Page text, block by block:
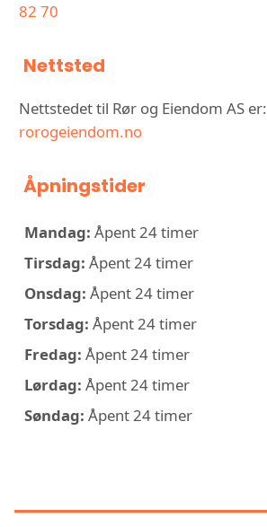
82 70
Nettsted
Nettstedet til Rør og Eiendom AS er:
rorogeiendom.no
Åpningstider
Mandag: Åpent 24 timer
Tirsdag: Åpent 24 timer
Onsdag: Åpent 24 timer
Torsdag: Åpent 24 timer
Fredag: Åpent 24 timer
Lørdag: Åpent 24 timer
Søndag: Åpent 24 timer